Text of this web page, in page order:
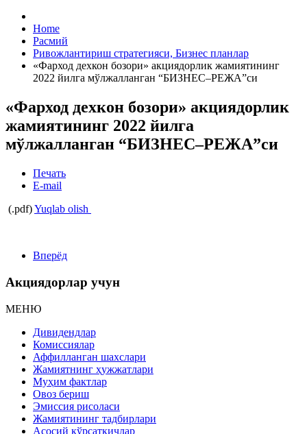
Home
Расмий
Ривожлантириш стратегияси, Бизнес планлар
«Фарход дехкон бозори» акциядорлик жамиятининг
2022 йилга мўлжалланган “БИЗНЕС–РЕЖА”си
«Фарход дехкон бозори» акциядорлик
жамиятининг 2022 йилга
мўлжалланган “БИЗНЕС–РЕЖА”си
Печать
E-mail
(.pdf)Yuqlab olish
Вперёд
Акциядорлар учун
МЕНЮ
Дивидендлар
Комиссиялар
Аффилланган шахслари
Жамиятнинг ҳужжатлари
Муҳим фактлар
Овоз бериш
Эмиссия рисоласи
Жамиятининг тадбирлари
Асосий кўрсаткичлар